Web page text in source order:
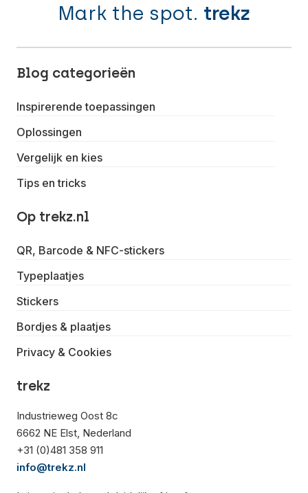
Mark the spot. trekz
Blog categorieën
Inspirerende toepassingen
Oplossingen
Vergelijk en kies
Tips en tricks
Op trekz.nl
QR, Barcode & NFC-stickers
Typeplaatjes
Stickers
Bordjes & plaatjes
Privacy & Cookies
trekz
Industrieweg Oost 8c
6662 NE Elst, Nederland
+31 (0)481 358 911
info@trekz.nl